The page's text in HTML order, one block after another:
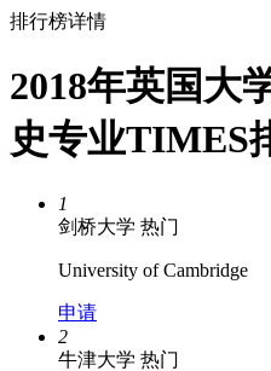
排行榜详情
2018年英国大
史专业TIMES
1
剑桥大学 热门
University of Cambridge
申请
2
牛津大学 热门